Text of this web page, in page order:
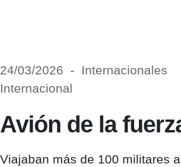
24/03/2026 - Internacionales
Internacional
Avión de la
Viajaban más de 100 militares